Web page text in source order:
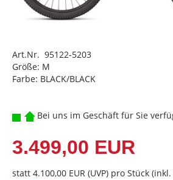
Art.Nr. 95122-5203
Größe: M
Farbe: BLACK/BLACK
Bei uns im Geschäft für Sie
3.499,00 EUR
statt 4.100,00 EUR (UVP) pro Stück